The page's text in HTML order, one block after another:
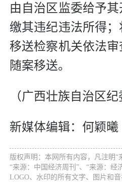
由自治区监委给予
缴其违纪违法所得
移送检察机关依法
随案移送。
（广西壮族自治区纪
新媒体编辑：何颖曦
版权声明：本网所有内容，凡注明“
“来源：中国经济周刊”、“来源：经
LOGO、水印的所有文字、图片和